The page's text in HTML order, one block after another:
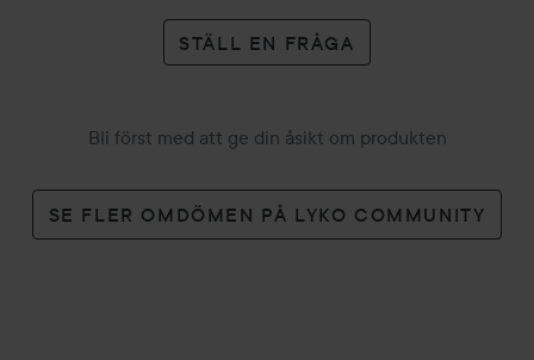
STÄLL EN FRÅGA
Bli först med att ge din åsikt om produkten
SE FLER OMDÖMEN PÅ LYKO COMMUNITY